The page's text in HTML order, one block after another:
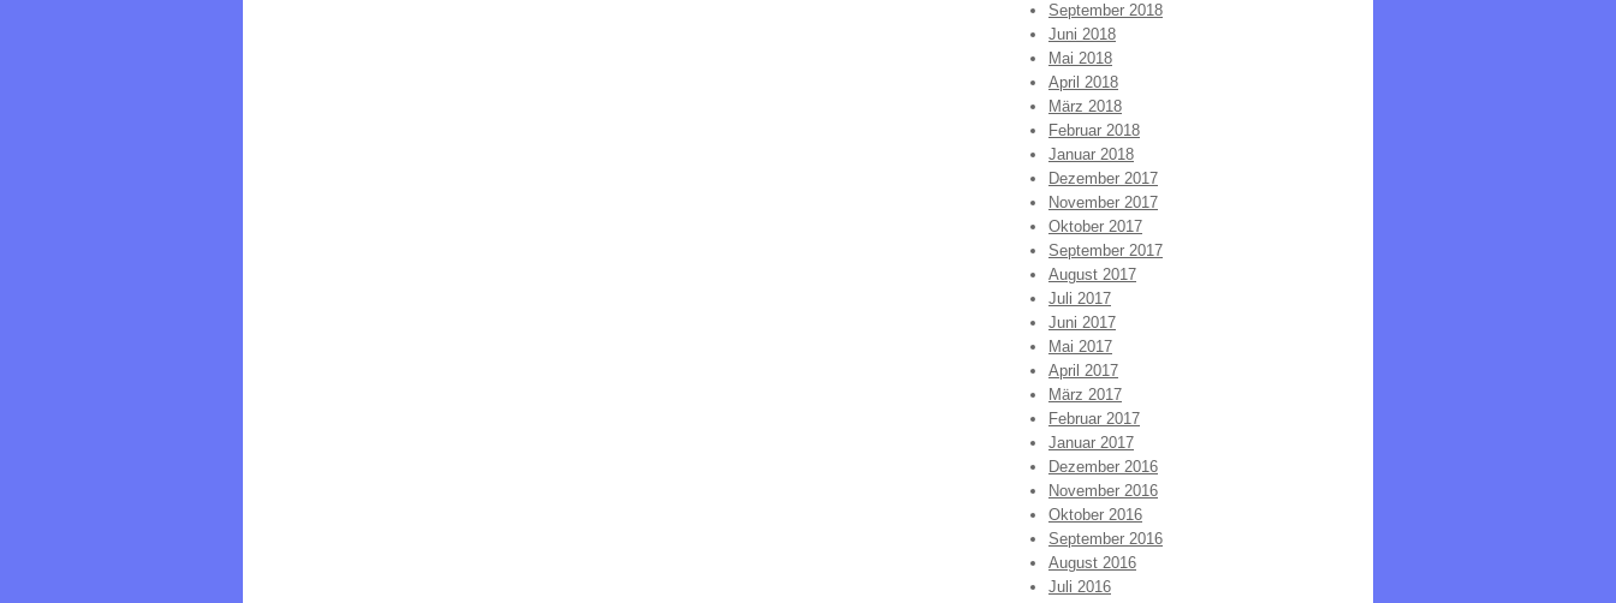
September 2018
Juni 2018
Mai 2018
April 2018
März 2018
Februar 2018
Januar 2018
Dezember 2017
November 2017
Oktober 2017
September 2017
August 2017
Juli 2017
Juni 2017
Mai 2017
April 2017
März 2017
Februar 2017
Januar 2017
Dezember 2016
November 2016
Oktober 2016
September 2016
August 2016
Juli 2016